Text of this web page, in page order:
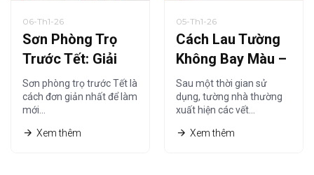
06-Th1-26
Sơn Phòng Trọ
Trước Tết: Giải
Pháp Nhanh –
Gọn – Tiết Kiệm
Sơn phòng trọ trước Tết là
cách đơn giản nhất để làm
mới…
Xem thêm
05-Th1-26
Cách Lau Tường
Không Bay Màu –
Hướng Dẫn Vệ
Sinh Tường Sơn
Đúng Cách
Sau một thời gian sử
dụng, tường nhà thường
xuất hiện các vết…
Xem thêm